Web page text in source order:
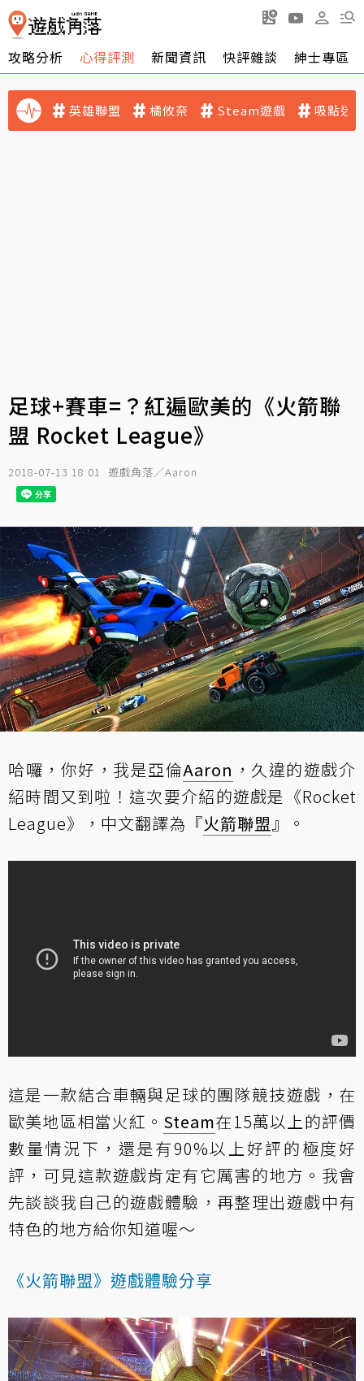
攻略分析 心得評測 新聞資訊 快評雜談 紳士專區
英雄聯盟 橘攸奈 Steam遊戲 吸點迷
足球+賽車=？紅遍歐美的《火箭聯
盟 Rocket League》
2018-07-13 18:01 遊戲角落／Aaron
哈囉，你好，我是亞倫Aaron ，久違的遊戲介
紹時間又到啦！這次要介紹的遊戲是《Rocket
League》，中文翻譯為『火箭聯盟』。
這是一款結合車輛與足球的團隊競技遊戲，在
歐美地區相當火紅。 Steam在15萬以上的評價
數量情況下，還是有90%以上好評的極度好
評，可見這款遊戲肯定有它厲害的地方。我會
先談談我自己的遊戲體驗，再整理出遊戲中有
特色的地方給你知道喔～
《火箭聯盟》遊戲體驗分享